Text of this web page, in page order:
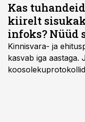
Kas
kiirelt
infoks? Nüüd
Kinnisvara- ja
kasvab iga aastaga.